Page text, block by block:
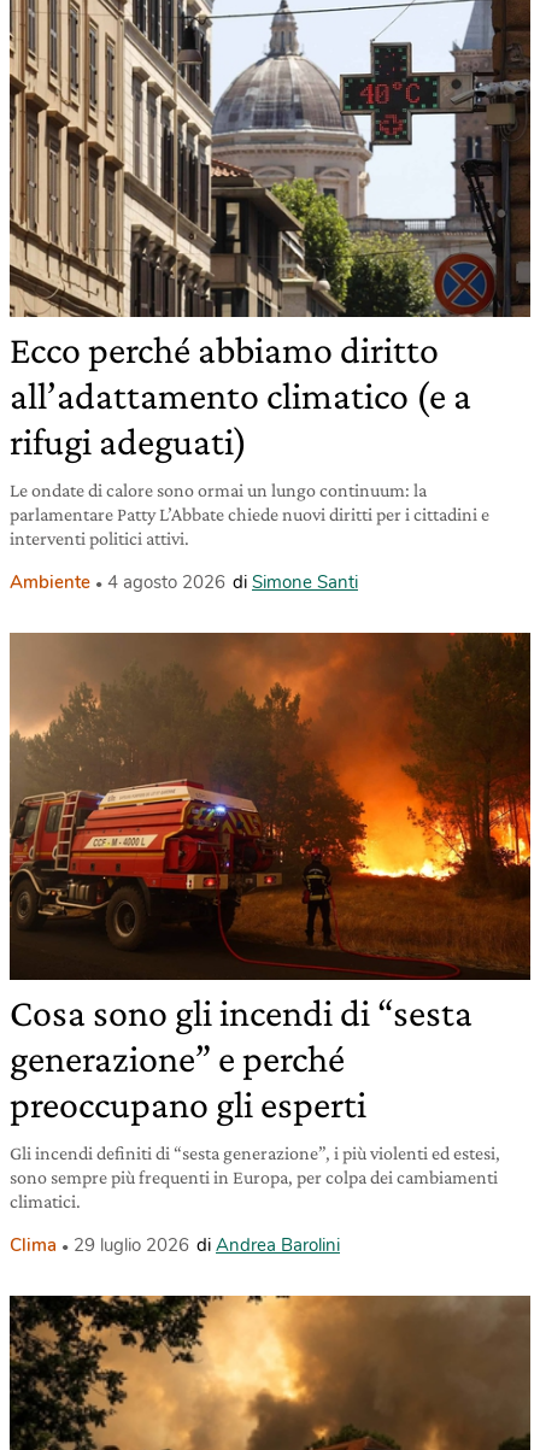
Ecco perché abbiamo diritto
all’adattamento climatico (e a
rifugi adeguati)
Le ondate di calore sono ormai un lungo continuum: la
parlamentare Patty L’Abbate chiede nuovi diritti per i cittadini e
interventi politici attivi.
Ambiente 4 agosto 2026 di Simone Santi
Cosa sono gli incendi di “sesta
generazione” e perché
preoccupano gli esperti
Gli incendi definiti di “sesta generazione”, i più violenti ed estesi,
sono sempre più frequenti in Europa, per colpa dei cambiamenti
climatici.
Clima 29 luglio 2026 di Andrea Barolini